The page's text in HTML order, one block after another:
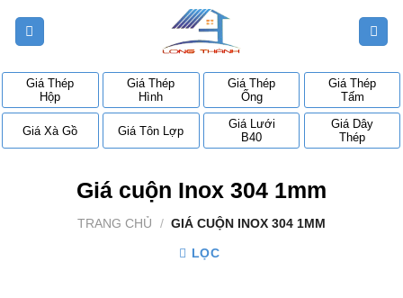
dungGiá Thép
Hộp
Giá Thép
Hình
Giá Thép
Ống
Giá Thép
Tấm
Giá Xà Gồ Giá Tôn Lợp
Giá Lưới
B40
Giá Dây
Thép
Giá cuộn Inox 304 1mm
TRANG CHỦ / GIÁ CUỘN INOX 304 1MM
LỌC